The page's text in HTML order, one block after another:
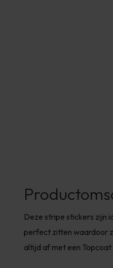
Deze stripe stickers zijn
perfect zitten waardoor
altijd af met een Topcoat